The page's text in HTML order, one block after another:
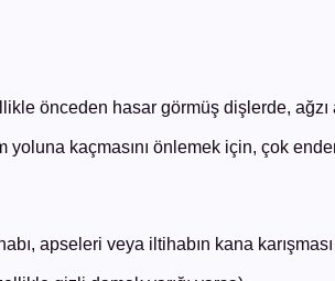
önceden hasar görmüş dişlerde, ağzı
yoluna kaçmasını önlemek için, çok
apseleri veya iltihabın kana